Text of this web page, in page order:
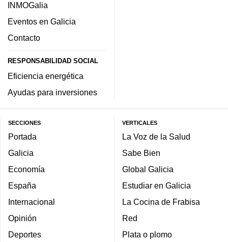
INMOGalia
Eventos en Galicia
Contacto
RESPONSABILIDAD SOCIAL
Eficiencia energética
Ayudas para inversiones
SECCIONES
Portada
Galicia
Economía
España
Internacional
Opinión
Deportes
VERTICALES
La Voz de la Salud
Sabe Bien
Global Galicia
Estudiar en Galicia
La Cocina de Frabisa
Red
Plata o plomo